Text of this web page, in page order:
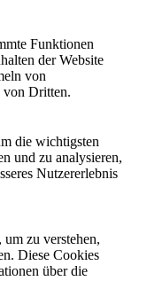
Funktionen
der Website
von
von Dritten.
die wichtigsten
und zu analysieren,
Nutzererlebnis
zu verstehen,
Diese Cookies
über die